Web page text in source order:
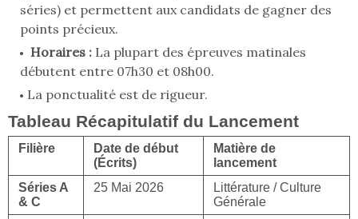
séries) et permettent aux candidats de gagner des
points précieux.
Horaires : La plupart des épreuves matinales
débutent entre 07h30 et 08h00.
La ponctualité est de rigueur.
Tableau Récapitulatif du Lancement
Filière
Date de début
(Écrits)
Matière de
lancement
Séries A
& C
25 Mai 2026
Littérature / Culture
Générale